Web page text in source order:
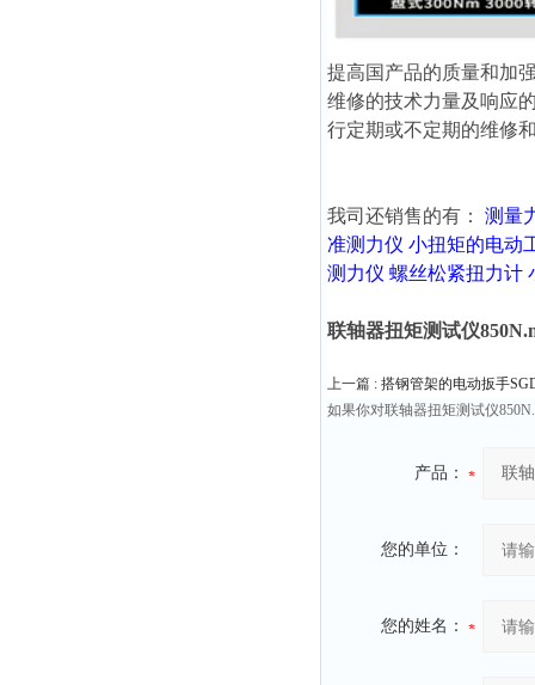
提高国产品的质量和加
维修的技术力量及响应
行定期或不定期的维修
我司还销售的有： 测量
准测力仪 小扭矩的电动
测力仪 螺丝松紧扭力计
联轴器扭矩测试仪
上一篇 : 搭钢管架的电动扳手
如果你对联轴器扭矩测试仪
产品：
您的单位：
您的姓名：